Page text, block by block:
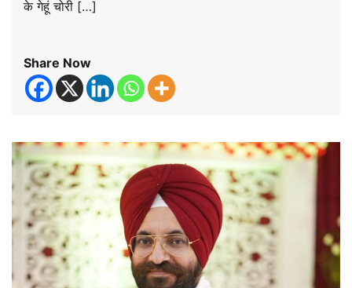
के गेहूं चोरी […]
Share Now